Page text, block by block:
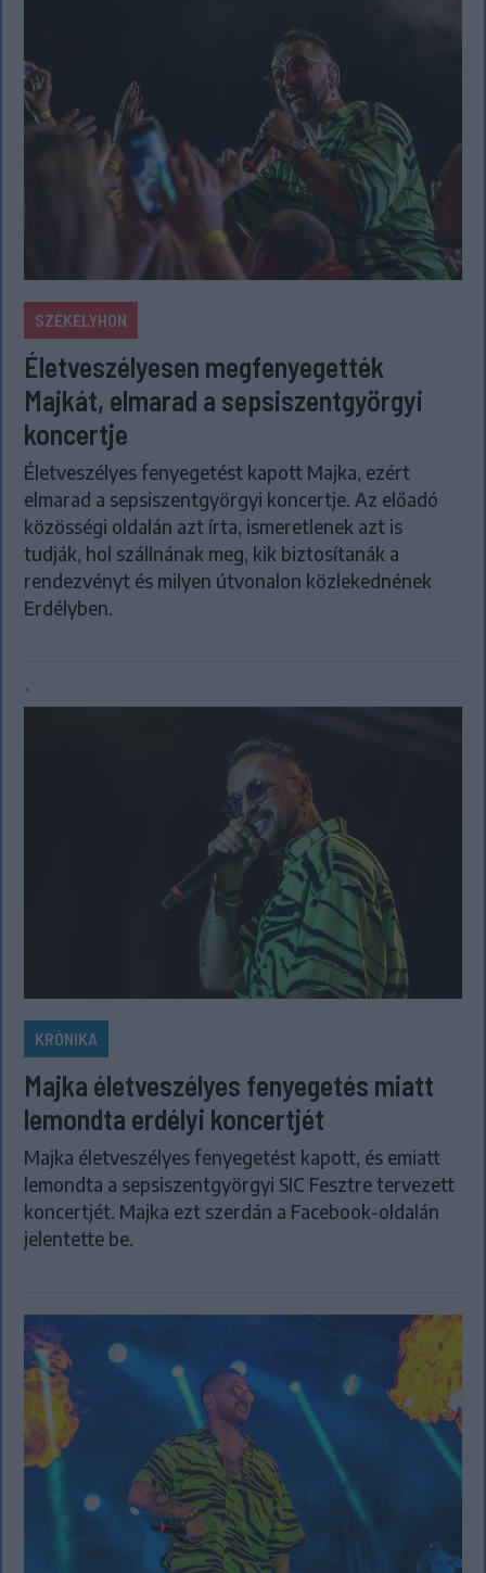
SZÉKELYHON
Életveszélyesen megfenyegették
Majkát, elmarad a sepsiszentgyörgyi
koncertje
Életveszélyes fenyegetést kapott Majka, ezért
elmarad a sepsiszentgyörgyi koncertje. Az előadó
közösségi oldalán azt írta, ismeretlenek azt is
tudják, hol szállnának meg, kik biztosítanák a
rendezvényt és milyen útvonalon közlekednének
Erdélyben.
`
KRÓNIKA
Majka életveszélyes fenyegetés miatt
lemondta erdélyi koncertjét
Majka életveszélyes fenyegetést kapott, és emiatt
lemondta a sepsiszentgyörgyi SIC Fesztre tervezett
koncertjét. Majka ezt szerdán a Facebook-oldalán
jelentette be.